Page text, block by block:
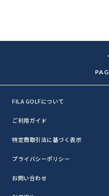
FILA GOLFについて
ご利用ガイド
特定商取引法に基づく表示
プライバシーポリシー
お問い合わせ